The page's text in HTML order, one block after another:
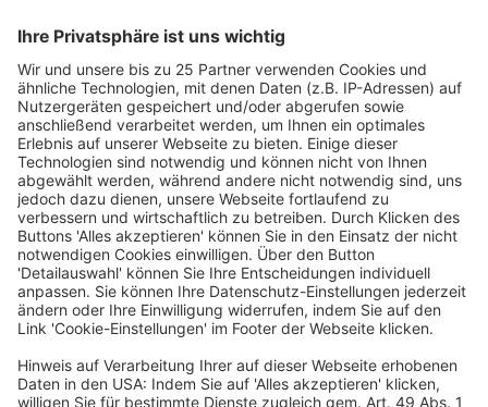
auszuweiten, dass sowohl direkte als auch indirekte
Fälle und auch jegliche Vorgänge nach dem
Umwandlungsgesetz unter einen Change of Control
subsumiert werden können. Egal, wie oft und in wie
vielen Einzelübertragungen Anteilswechsel stattfinden
– alle müssen erfasst sein. Und dann sollte der Mieter
dem Vermieter gegenüber umfangreichen
Informationspflichten unterliegen.
Schließlich benötigt der Vermieter die Möglichkeit,
sich vom Mietvertrag zu lösen, wenn der Mieter gegen
die Informationspflichten verstößt oder aber der
Vermieter dem konkreten Change of Control nicht
zustimmt. Auch wenn dem die Interessen der